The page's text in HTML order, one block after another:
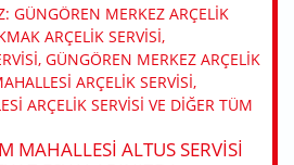
GÜNGÖREN MERKEZ ARÇELIK
ARÇELIK SERVISI,
GÜNGÖREN MERKEZ ARÇELIK
ARÇELIK SERVISI,
ARÇELIK SERVISI VE DIĞER TÜM
MAHALLESI ALTUS SERVISI